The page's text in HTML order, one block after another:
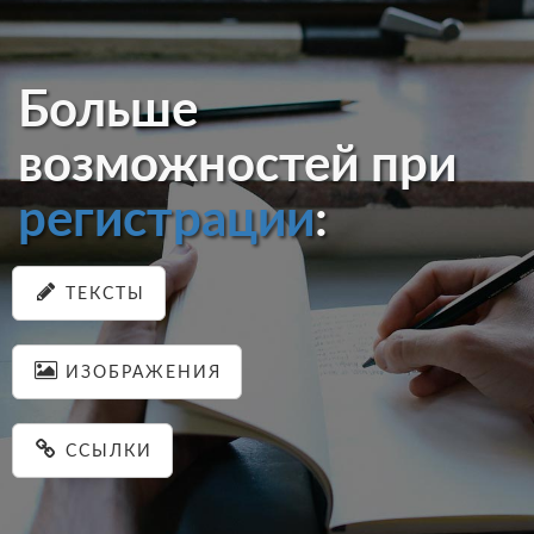
Больше
возможностей при
регистрации:
ТЕКСТЫ
ИЗОБРАЖЕНИЯ
ССЫЛКИ